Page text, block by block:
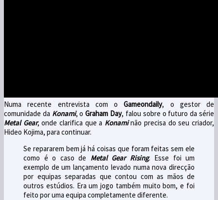
Numa recente entrevista com oGameondaily, o gestor de
comunidade da Konami, oGraham Day, falou sobre o futuro da série
Metal Gear, onde clarifica que a Konaminão precisa do seu criador,
Hideo Kojima, para continuar.
Se repararem bem já há coisas que foram feitas sem ele
como é o caso de Metal Gear Rising. Esse foi um
exemplo de um lançamento levado numa nova direcção
por equipas separadas que contou com as mãos de
outros estúdios. Era um jogo também muito bom, e foi
feito por uma equipa completamente diferente.